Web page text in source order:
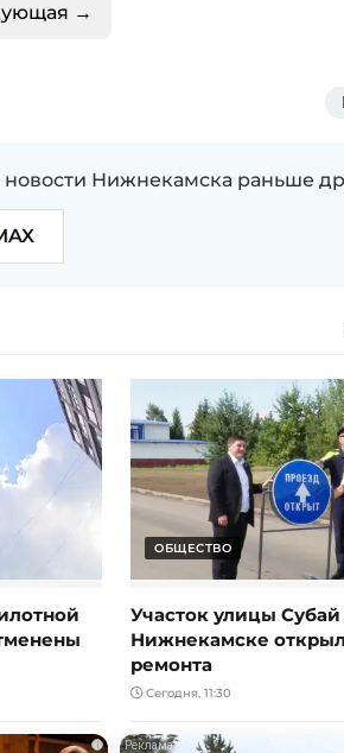
→
Нижнекамска раньше
ОБЩЕСТВО
Участок улицы Субай
Нижнекамске
ремонта
Сегодня, 11:30
i